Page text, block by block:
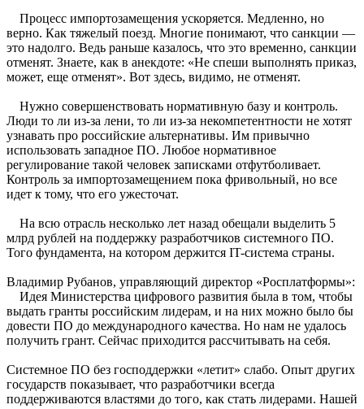
Процесс импортозамещения ускоряется. Медленно, но
верно. Как тяжелый поезд. Многие понимают, что санкции —
это надолго. Ведь раньше казалось, что это временно, санкции
отменят. Знаете, как в анекдоте: «Не спеши выполнять приказ,
может, еще отменят». Вот здесь, видимо, не отменят.
Нужно совершенствовать нормативную базу и контроль.
Люди то ли из-за лени, то ли из-за некомпетентности не хотят
узнавать про российские альтернативы. Им привычно
использовать западное ПО. Любое нормативное
регулирование такой человек записками отфутболивает.
Контроль за импортозамещением пока фривольный, но все
идет к тому, что его ужесточат.
На всю отрасль несколько лет назад обещали выделить 5
млрд рублей на поддержку разработчиков системного ПО.
Того фундамента, на котором держится IT-система страны.
Владимир Рубанов, управляющий директор «Росплатформы»:
Идея Министерства цифрового развития была в том, чтобы
выдать гранты российским лидерам, и на них можно было бы
довести ПО до международного качества. Но нам не удалось
получить грант. Сейчас приходится рассчитывать на себя.
Системное ПО без господдержки «летит» слабо. Опыт других
государств показывает, что разработчики всегда
поддерживаются властями до того, как стать лидерами. Нашей